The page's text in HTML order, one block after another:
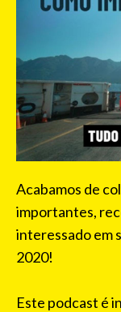
Acabamos de
importantes,
interessado em
2020!
Este podcast é